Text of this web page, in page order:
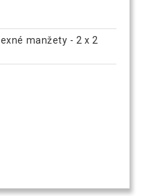
manžety - 2 x 2